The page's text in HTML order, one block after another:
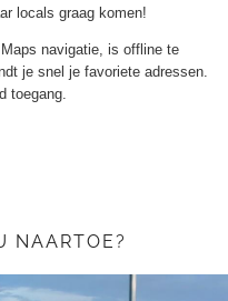
locals graag komen!
navigatie, is offline te
je snel je favoriete adressen.
toegang.
NAARTOE?